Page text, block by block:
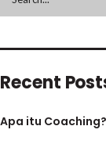
Recent
Apa itu